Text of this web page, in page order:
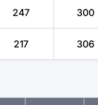
247 300
217 306